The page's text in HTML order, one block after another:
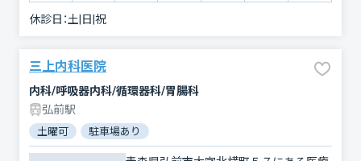
休診日：土|日|祝
三上内科医院
内科/呼吸器内科/循環器科/胃腸科
弘前駅
土曜可 駐車場あり